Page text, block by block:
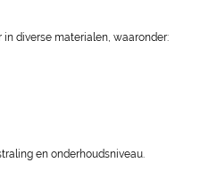
diverse materialen, waaronder:
en onderhoudsniveau.